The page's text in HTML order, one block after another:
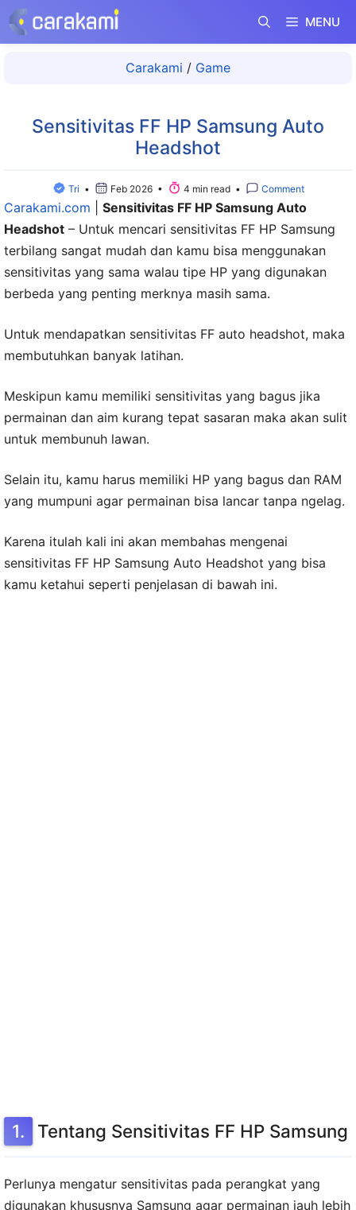
Langsung
ke
MENU
Carakami / Game
Sensitivitas FF HP Samsung Auto
Headshot
Tri • Feb 2026 • 4 min read • Comment
Carakami.com
Sensitivitas FF HP Samsung Auto
Headshot – Untuk mencari sensitivitas FF HP Samsung
terbilang sangat mudah dan kamu bisa menggunakan
sensitivitas yang sama walau tipe HP yang digunakan
berbeda yang penting merknya masih sama.
Untuk mendapatkan sensitivitas FF auto headshot, maka
membutuhkan banyak latihan.
Meskipun kamu memiliki sensitivitas yang bagus jika
permainan dan aim kurang tepat sasaran maka akan sulit
untuk membunuh lawan.
Selain itu, kamu harus memiliki HP yang bagus dan RAM
yang mumpuni agar permainan bisa lancar tanpa ngelag.
Karena itulah kali ini akan membahas mengenai
sensitivitas FF HP Samsung Auto Headshot yang bisa
kamu ketahui seperti penjelasan di bawah ini.
Tentang Sensitivitas FF HP Samsung
Perlunya mengatur sensitivitas pada perangkat yang
digunakan khususnya Samsung agar permainan jauh lebih